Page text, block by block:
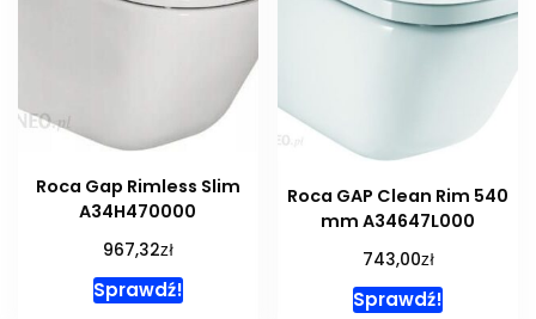
Roca Gap Rimless Slim
A34H470000
967,32zł
Sprawdź!
Roca GAP Clean Rim 540
mm A34647L000
743,00zł
Sprawdź!